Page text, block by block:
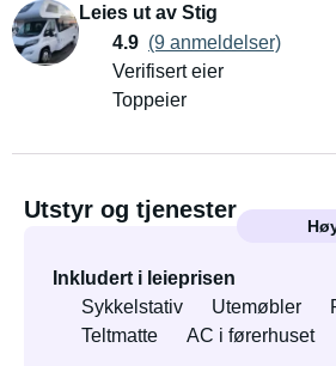
Leies ut av Stig
4.9 (9 anmeldelser)
Verifisert eier
Toppeier
Utstyr og tjenester
Inkludert i leieprisen
Sykkelstativ
Utemøbler
Teltmatte
AC i førerhuset